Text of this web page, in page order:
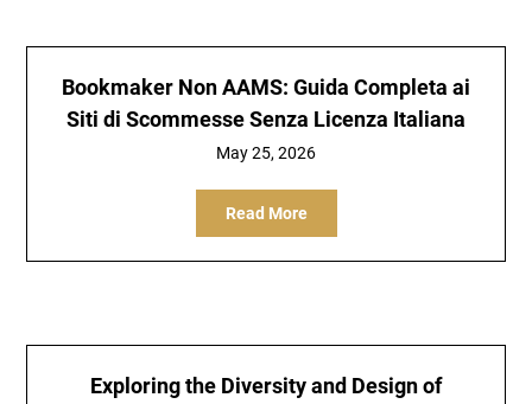
Bookmaker Non AAMS: Guida Completa ai
Siti di Scommesse Senza Licenza Italiana
May 25, 2026
Read More
Exploring the Diversity and Design of